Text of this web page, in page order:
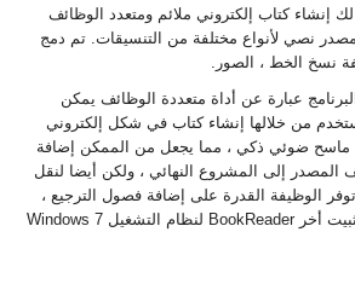
إنشاء كتاب إلكتروني ملائم ومتعدد الوظائف
نصي لأنواع مختلفة من التنسيقات. تم دمج
نسخ الخط ، الصور.
عبارة عن أداة متعددة الوظائف يمكن
من خلالها إنشاء كتاب في شكل إلكتروني
ماسح ضوئي ذكي ، مما يجعل من الممكن إضافة
إلى المشروع النهائي ، ولكن أيضا لنقل
الوظيفة القدرة على إضافة فصول الترجيع ،
التكيف التلقائي. تنزيل وتثبيت أخر BookReader لنظام التشغيل Windows 7